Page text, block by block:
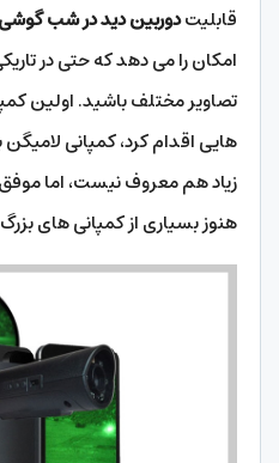
قابلیتدوربین دید در شب
امکان را می دهد که حتی در
تصاویر مختلف باشید. اولین
هایی اقدام کرد، کمپانی لامیگن
زیاد هم معروف نیست، اما
هنوز بسیاری از کمپانی های